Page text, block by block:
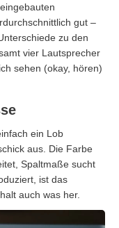
gut –
zu den
vier Lautsprecher
sehen (okay, hören)
ein Lob
aus. Die Farbe
Spaltmaße sucht
ist das
auch was her.